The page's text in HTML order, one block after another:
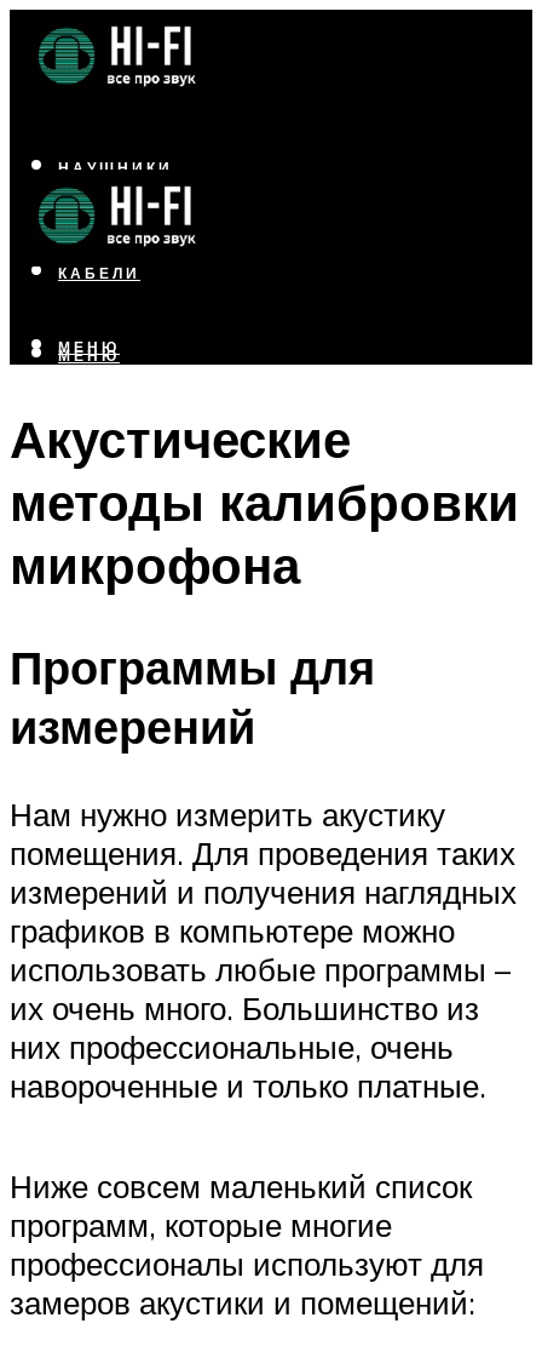
НАУШНИКИ
АКУСТИКА
УСИЛИТЕЛИ
КАБЕЛИ
МЕНЮ
МЕНЮ
Акустические
методы калибровки
микрофона
Программы для
измерений
Нам нужно измерить акустику
помещения. Для проведения таких
измерений и получения наглядных
графиков в компьютере можно
использовать любые программы –
их очень много. Большинство из
них профессиональные, очень
навороченные и только платные.
Ниже совсем маленький список
программ, которые многие
профессионалы используют для
замеров акустики и помещений: